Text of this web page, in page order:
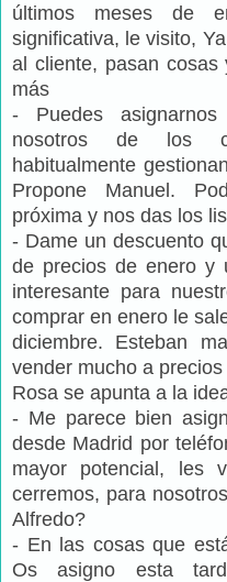
últimos meses de
significativa, le visito,
al cliente, pasan cosas
más
- Puedes
nosotros de los
habitualmente
Propone Manuel.
próxima y nos das los
- Dame un descuento
de precios de enero y
interesante para
comprar en enero le
diciembre. Esteban
vender mucho a precios
Rosa se apunta a la
- Me parece bien
desde Madrid por
mayor potencial, les
cerremos, para
Alfredo?
- En las cosas que
Os asigno esta